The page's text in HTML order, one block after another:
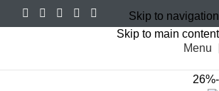
Skip to navigation
Skip to main content
Menu
-26%